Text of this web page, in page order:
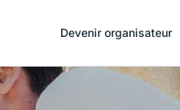
Devenir organisateur